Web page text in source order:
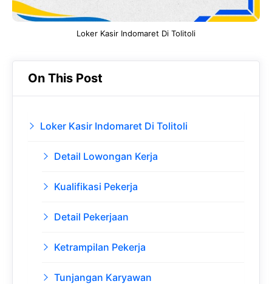
Loker Kasir Indomaret Di Tolitoli
On This Post
Loker Kasir Indomaret Di Tolitoli
Detail Lowongan Kerja
Kualifikasi Pekerja
Detail Pekerjaan
Ketrampilan Pekerja
Tunjangan Karyawan